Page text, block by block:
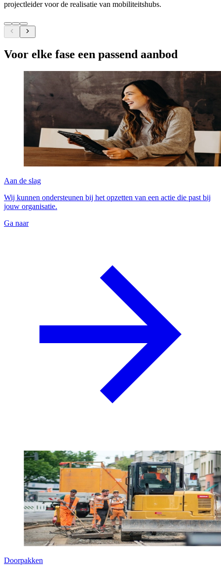
projectleider voor de realisatie van mobiliteitshubs.
Voor elke fase een passend aanbod
Aan de slag
Wij kunnen ondersteunen bij het opzetten van een actie die past bij
jouw organisatie.
Ga naar
Doorpakken